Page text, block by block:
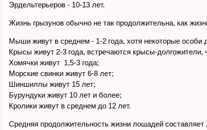
Эрдельтерьеров - 10-13 лет.
Жизнь грызунов обычно не так продолжительна, как
Мыши живут в среднем - 1-2 года, хотя некоторые особи
Крысы живут 2-3 года, встречаются крысы-
Хомячки живут 1,5-3 года;
Морские свинки живут 6-8 лет;
Шиншиллы живут 15 лет;
Бурундуки живут 10 лет и более;
Кролики живут в среднем до 12 лет.
Средняя продолжительность жизни лошадей